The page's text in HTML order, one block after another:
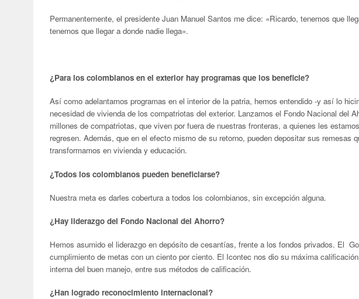
Permanentemente, el presidente Juan Manuel Santos me dice: «Ricardo, tenemos que
tenemos que llegar a donde nadie llega».
¿Para los colombianos en el exterior hay programas que los beneficie?
Así como adelantamos programas en el interior de la patria, hemos entendido -y así lo
necesidad de vivienda de los compatriotas del exterior. Lanzamos el Fondo Nacional del
millones de compatriotas, que viven por fuera de nuestras fronteras, a quienes les
regresen. Además, que en el efecto mismo de su retorno, pueden depositar sus remesas
transformamos en vivienda y educación.
¿Todos los colombianos pueden beneficiarse?
Nuestra meta es darles cobertura a todos los colombianos, sin excepción alguna.
¿Hay liderazgo del Fondo Nacional del Ahorro?
Hemos asumido el liderazgo en depósito de cesantías, frente a los fondos privados. El
cumplimiento de metas con un ciento por ciento. El Icontec nos dio su máxima
interna del buen manejo, entre sus métodos de calificación.
¿Han logrado reconocimiento internacional?